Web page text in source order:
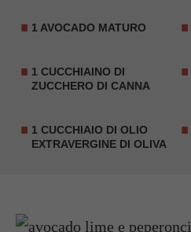
1 AVOCADO MATURO
1 CUCCHIAINO DI
ZUCCHERO DI CANNA
1 CUCCHIAIO DI OLIO
EXTRAVERGINE DI OLIVA